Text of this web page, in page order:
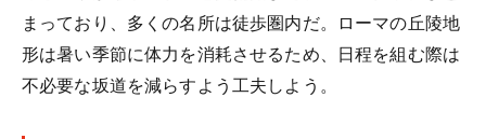
まっており、多くの名所は徒歩圏内だ。ローマの丘陵地
形は暑い季節に体力を消耗させるため、日程を組む際は
不必要な坂道を減らすよう工夫しよう。